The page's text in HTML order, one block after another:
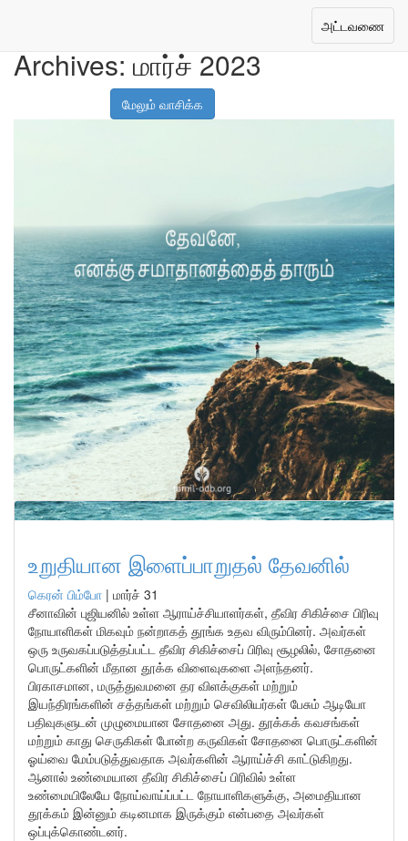
Toggle
navigation
அட்டவணை
Archives:மார்ச் 2023
மேலும் வாசிக்க
உறுதியான இளைப்பாறுதல் தேவனில்
கெரன் பிம்போ | மார்ச் 31
சீனாவின் புஜியனில் உள்ள ஆராய்ச்சியாளர்கள், தீவிர சிகிச்சை பிரிவு
நோயாளிகள் மிகவும் நன்றாகத் தூங்க உதவ விரும்பினர். அவர்கள்
ஒரு உருவகப்படுத்தப்பட்ட தீவிர சிகிச்சைப் பிரிவு சூழலில், சோதனை
பொருட்களின் மீதான தூக்க விளைவுகளை அளந்தனர்.
பிரகாசமான, மருத்துவமனை தர விளக்குகள் மற்றும்
இயந்திரங்களின் சத்தங்கள் மற்றும் செவிலியர்கள் பேசும் ஆடியோ
பதிவுகளுடன் முழுமையான சோதனை அது. தூக்கக் கவசங்கள்
மற்றும் காது செருகிகள் போன்ற கருவிகள் சோதனை பொருட்களின்
ஓய்வை மேம்படுத்துவதாக அவர்களின் ஆராய்ச்சி காட்டுகிறது.
ஆனால் உண்மையான தீவிர சிகிச்சைப் பிரிவில் உள்ள
உண்மையிலேயே நோய்வாய்ப்பட்ட நோயாளிகளுக்கு, அமைதியான
தூக்கம் இன்னும் கடினமாக இருக்கும் என்பதை அவர்கள்
ஒப்புக்கொண்டனர்.